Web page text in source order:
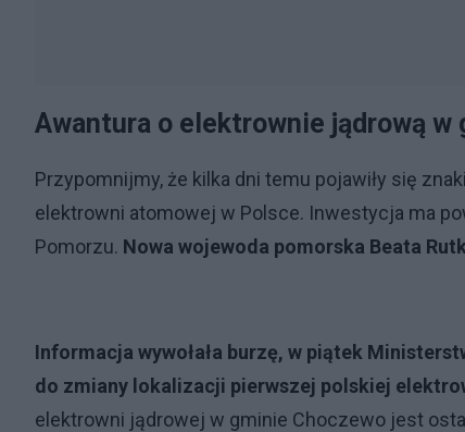
Awantura o elektrownie jądrową w
Przypomnijmy, że kilka dni temu pojawiły się
elektrowni atomowej w Polsce. Inwestycja ma
Pomorzu. Nowa wojewoda pomorska Beata
Informacja wywołała burzę, w piątek
do zmiany lokalizacji pierwszej polskiej
elektrowni jądrowej w gminie Choczewo jest